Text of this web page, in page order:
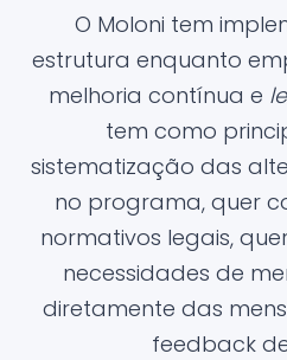
O Moloni tem
estrutura enquanto
melhoria contínua e
tem como
sistematização das
no programa, quer
normativos legais,
necessidades de
diretamente das
feedback